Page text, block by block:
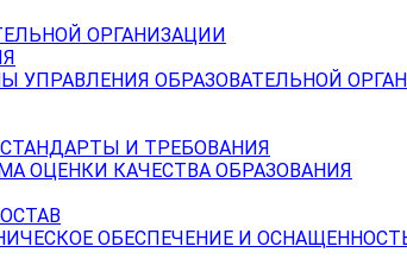
ОРГАНИЗАЦИИ
УПРАВЛЕНИЯ ОБРАЗОВАТЕЛЬНОЙ
И ТРЕБОВАНИЯ
ОЦЕНКИ КАЧЕСТВА ОБРАЗОВАНИЯ
ОБЕСПЕЧЕНИЕ И